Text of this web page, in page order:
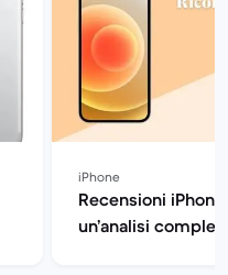
iPhone
Recensioni iPhone
un’analisi